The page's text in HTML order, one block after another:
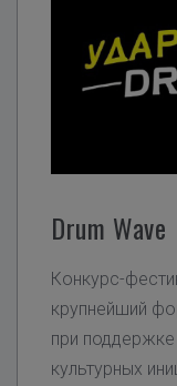
Drum Wave
Конкурс-
крупнейший
при
культурных